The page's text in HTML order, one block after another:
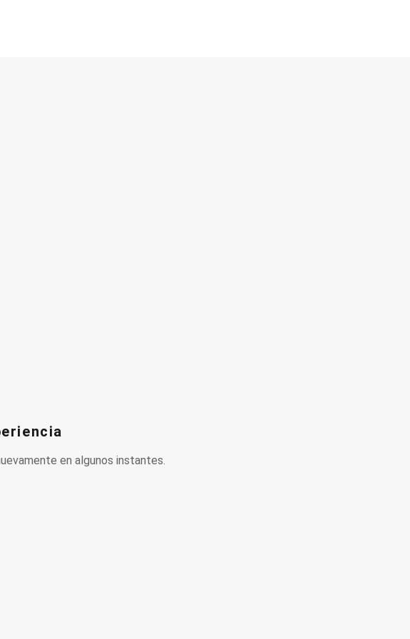
en algunos instantes.